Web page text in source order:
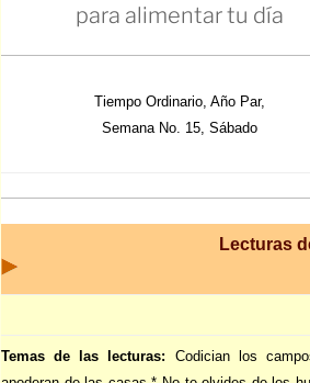
para alimentar tu día
Tiempo Ordinario, Año Par,
Semana No. 15, Sábado
Lecturas
Temas de las lecturas: Codician los